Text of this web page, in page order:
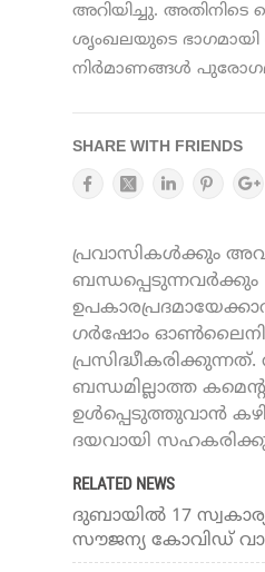
അറിയിച്ചു.
ശൃംഖലയുടെ
നിര്‍മാണങ്ങള്‍
SHARE WITH FRIENDS
പ്രവാസികൾക്കും
ബന്ധപ്പെടുന്നവർക്കും
ഗർഷോം
ബന്ധമില്ലാത്ത
ഉൾപ്പെടുത്തുവാൻ
ദയവായി
RELATED NEWS
ദുബായില്‍ 17
സൗജന്യ കോവിഡ്